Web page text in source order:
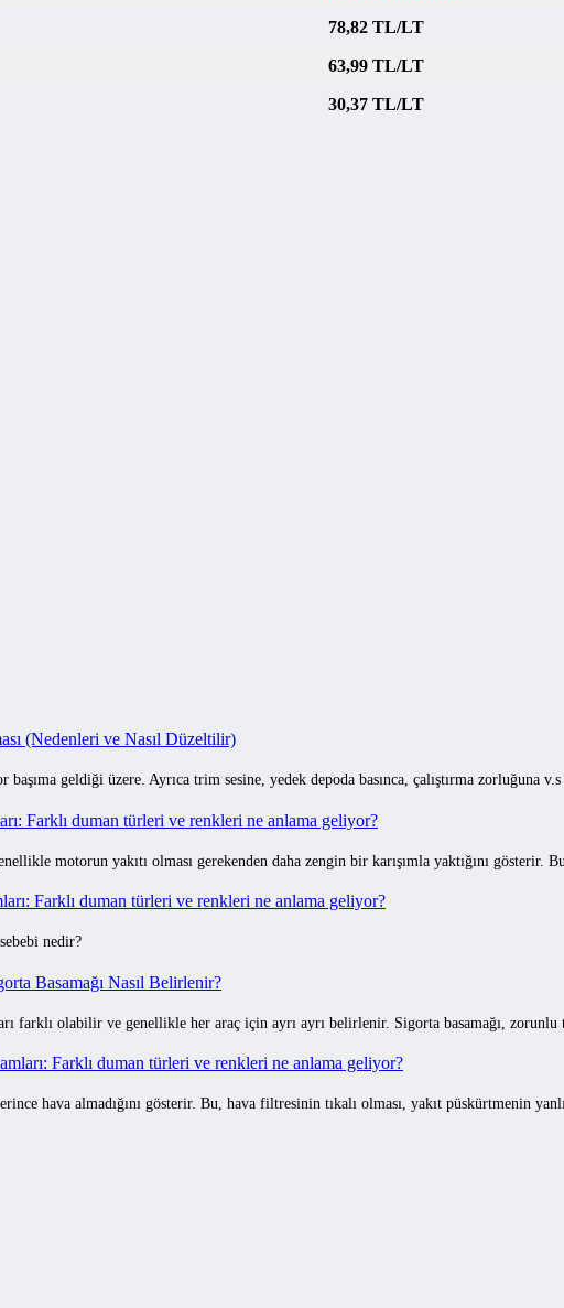
78,82 TL/LT
63,99 TL/LT
30,37 TL/LT
(Nedenleri ve Nasıl Düzeltilir)
başıma geldiği üzere. Ayrıca trim sesine, yedek depoda basınca, çalıştırma zorluğuna
Farklı duman türleri ve renkleri ne anlama geliyor?
motorun yakıtı olması gerekenden daha zengin bir karışımla yaktığını gösterir.
Farklı duman türleri ve renkleri ne anlama geliyor?
nedir?
Basamağı Nasıl Belirlenir?
farklı olabilir ve genellikle her araç için ayrı ayrı belirlenir. Sigorta basamağı,
Farklı duman türleri ve renkleri ne anlama geliyor?
hava almadığını gösterir. Bu, hava filtresinin tıkalı olması, yakıt püskürtmenin